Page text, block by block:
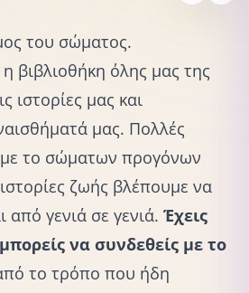
του σώματος.
βιβλιοθήκη όλης μας της
ιστορίες μας και
μας. Πολλές
το σώματων προγόνων
ζωής βλέπουμε να
γενιά σε γενιά. Έχεις
να συνδεθείς με το
το τρόπο που ήδη